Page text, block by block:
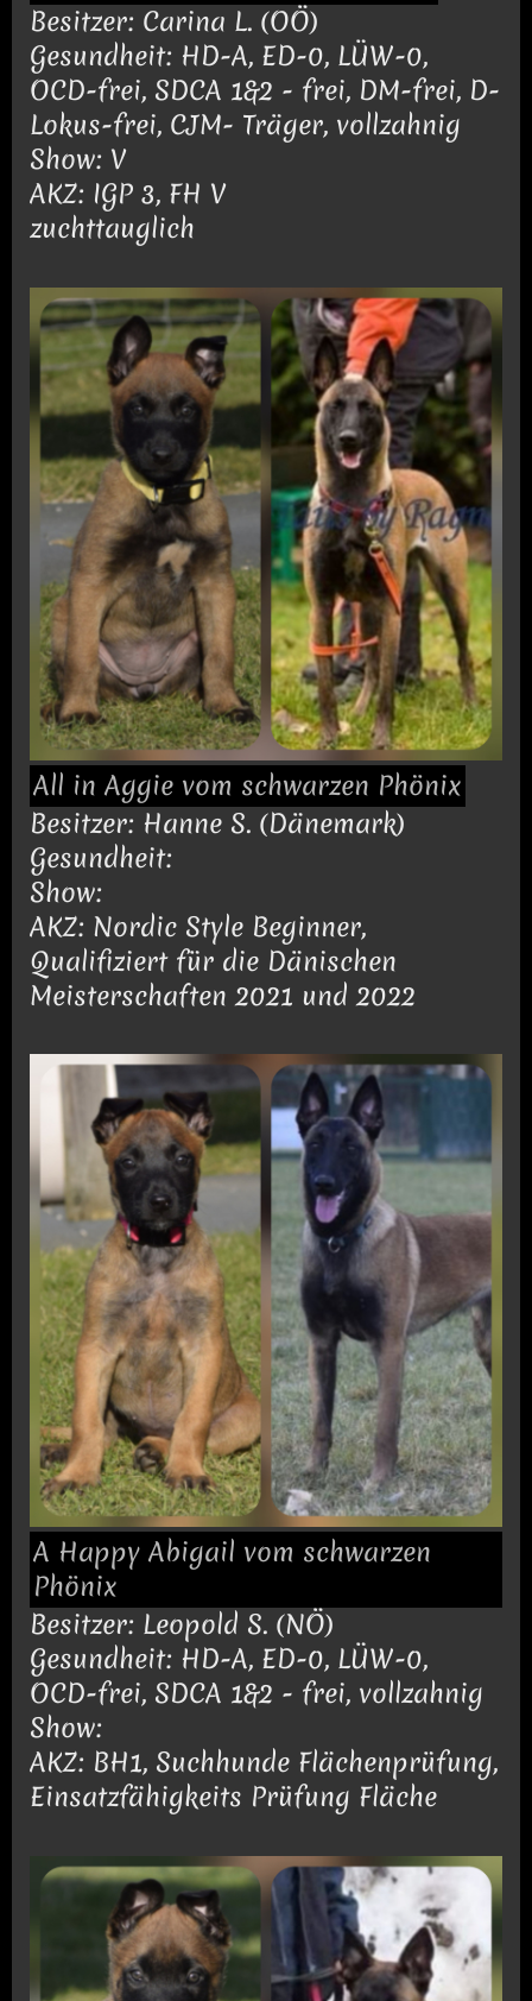
Besitzer: Carina L. (OÖ)
Gesundheit: HD-A, ED-0, LÜW-0,
OCD-frei, SDCA 1&2 - frei, DM-frei, D-
Lokus-frei, CJM- Träger, vollzahnig
Show: V
AKZ: IGP 3, FH V
zuchttauglich
All in Aggie vom schwarzen Phönix
Besitzer: Hanne S. (Dänemark)
Gesundheit:
Show:
AKZ: Nordic Style Beginner,
Qualifiziert für die Dänischen
Meisterschaften 2021 und 2022
A Happy Abigail vom schwarzen
Phönix
Besitzer: Leopold S. (NÖ)
Gesundheit: HD-A, ED-0, LÜW-0,
OCD-frei, SDCA 1&2 - frei, vollzahnig
Show:
AKZ: BH1, Suchhunde Flächenprüfung,
Einsatzfähigkeits Prüfung Fläche